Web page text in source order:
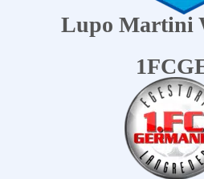
Lupo Martini